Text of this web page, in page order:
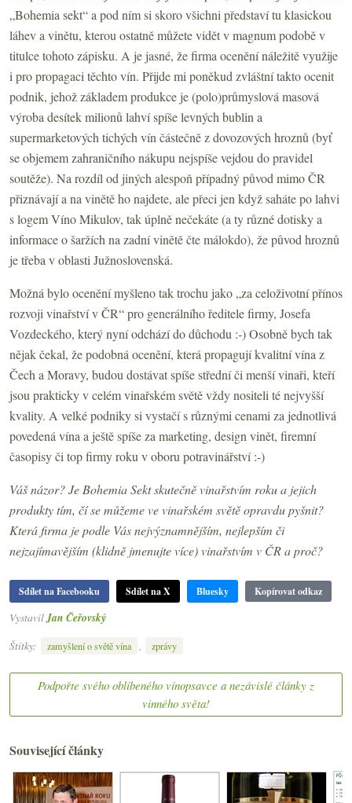
„Bohemia sekt“ a pod ním si skoro všichni představí tu klasickou
láhev a vinětu, kterou ostatně můžete vidět v magnum podobě v
titulce tohoto zápisku. A je jasné, že firma ocenění náležitě využije
i pro propagaci těchto vín. Přijde mi poněkud zvláštní takto ocenit
podnik, jehož základem produkce je (polo)průmyslová masová
výroba desítek milionů lahví spíše levných bublin a
supermarketových tichých vín částečně z dovozových hroznů (byť
se objemem zahraničního nákupu nejspíše vejdou do pravidel
soutěže). Na rozdíl od jiných alespoň případný původ mimo ČR
přiznávají a na vinětě ho najdete, ale přeci jen když saháte po lahvi
s logem Víno Mikulov, tak úplně nečekáte (a ty různé dotisky a
informace o šaržích na zadní vinětě čte málokdo), že původ hroznů
je třeba v oblasti Južnoslovenská.
Možná bylo ocenění myšleno tak trochu jako „za celoživotní přínos
rozvoji vinařství v ČR“ pro generálního ředitele firmy, Josefa
Vozdeckého, který nyní odchází do důchodu :-) Osobně bych tak
nějak čekal, že podobná ocenění, která propagují kvalitní vína z
Čech a Moravy, budou dostávat spíše střední či menší vinaři, kteří
jsou prakticky v celém vinařském světě vždy nositeli té nejvyšší
kvality. A velké podniky si vystačí s různými cenami za jednotlivá
povedená vína a ještě spíše za marketing, design vinět, firemní
časopisy či top firmy roku v oboru potravinářství :-)
Váš názor? Je Bohemia Sekt skutečně vinařstvím roku a jejich
produkty tím, čí se můžeme ve vinařském světě opravdu pyšnit?
Která firma je podle Vás nejvýznamnějším, nejlepším či
nejzajímavějším (klidně jmenujte více) vinařstvím v ČR a proč?
Sdílet na Facebooku Sdílet na X Bluesky Kopírovat odkaz
Vystavil Jan Čeřovský
Štítky:
zamyšlení o světě vína , zprávy
Podpořte svého oblíbeného vínopsavce a nezávislé články z
vinného světa!
Související články